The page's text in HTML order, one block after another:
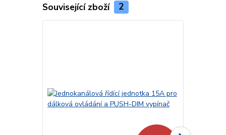
Související zboží 2